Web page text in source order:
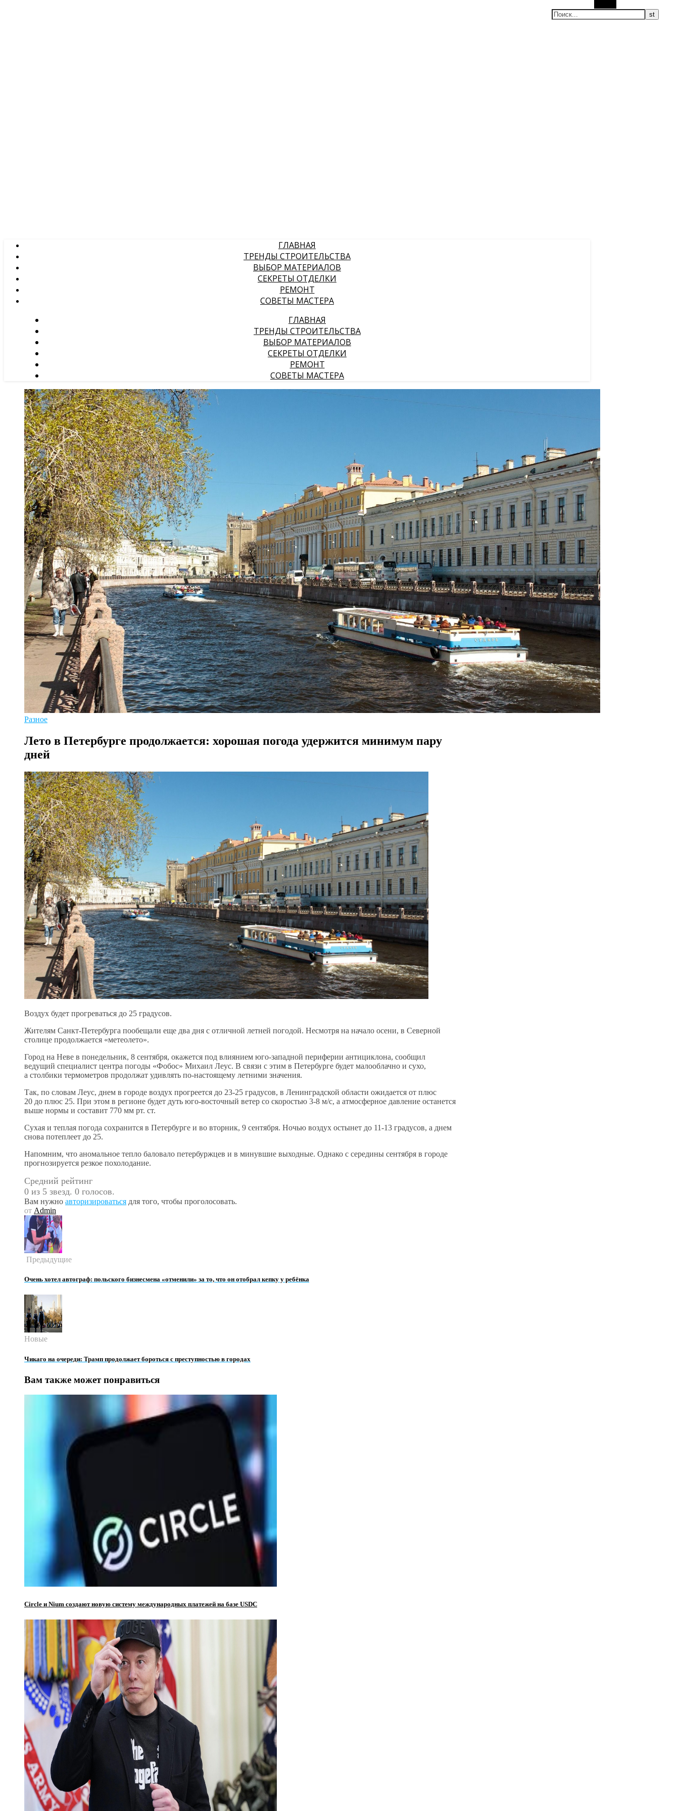
ГЛАВНАЯ
ТРЕНДЫ СТРОИТЕЛЬСТВА
ВЫБОР МАТЕРИАЛОВ
СЕКРЕТЫ ОТДЕЛКИ
РЕМОНТ
СОВЕТЫ МАСТЕРА
ГЛАВНАЯ
ТРЕНДЫ СТРОИТЕЛЬСТВА
ВЫБОР МАТЕРИАЛОВ
СЕКРЕТЫ ОТДЕЛКИ
РЕМОНТ
СОВЕТЫ МАСТЕРА
Разное
Лето в Петербурге продолжается: хорошая погода удержится минимум пару
дней
Воздух будет прогреваться до 25 градусов.
Жителям Санкт-Петербурга пообещали еще два дня с отличной летней погодой. Несмотря на начало осени, в Северной
столице продолжается «метеолето».
Город на Неве в понедельник, 8 сентября, окажется под влиянием юго-западной периферии антициклона, сообщил
ведущий специалист центра погоды «Фобос» Михаил Леус. В связи с этим в Петербурге будет малооблачно и сухо,
а столбики термометров продолжат удивлять по-настоящему летними значения.
Так, по словам Леус, днем в городе воздух прогреется до 23-25 градусов, в Ленинградской области ожидается от плюс
20 до плюс 25. При этом в регионе будет дуть юго-восточный ветер со скоростью 3-8 м/с, а атмосферное давление останется
выше нормы и составит 770 мм рт. ст.
Сухая и теплая погода сохранится в Петербурге и во вторник, 9 сентября. Ночью воздух остынет до 11-13 градусов, а днем
снова потеплеет до 25.
Напомним, что аномальное тепло баловало петербуржцев и в минувшие выходные. Однако с середины сентября в городе
прогнозируется резкое похолодание.
Средний рейтинг
0 из 5 звезд. 0 голосов.
Вам нужно авторизироваться для того, чтобы проголосовать.
от Admin
Предыдущие
Очень хотел автограф: польского бизнесмена «отменили» за то, что он отобрал кепку у ребёнка
Новые
Чикаго на очереди: Трамп продолжает бороться с преступностью в городах
Вам также может понравиться
Circle и Nium создают новую систему международных платежей на базе USDC